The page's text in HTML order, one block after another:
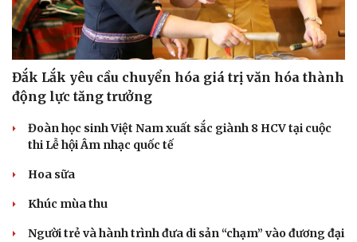
Doanh nghiệp
Thông tin doanh nghiệp
Doanh nhân
Vì cộng đồng
Công nghệ
Trải nghiệm
Đắk Lắk yêu cầu chuyển hóa giá trị văn hóa thành
động lực tăng trưởng
Đoàn học sinh Việt Nam xuất sắc giành 8 HCV tại cuộc
thi Lễ hội Âm nhạc quốc tế
Hoa sữa
Khúc mùa thu
Người trẻ và hành trình đưa di sản “chạm” vào đương đại